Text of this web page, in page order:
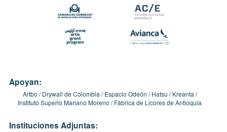
Apoyan:
Artbo Drywall de Colombia Espacio Odeón Hatsu
Kreanta
Instituto Superio Mariano Moreno
Fábrica de Licores de Antioquia
Instituciones Adjuntas: